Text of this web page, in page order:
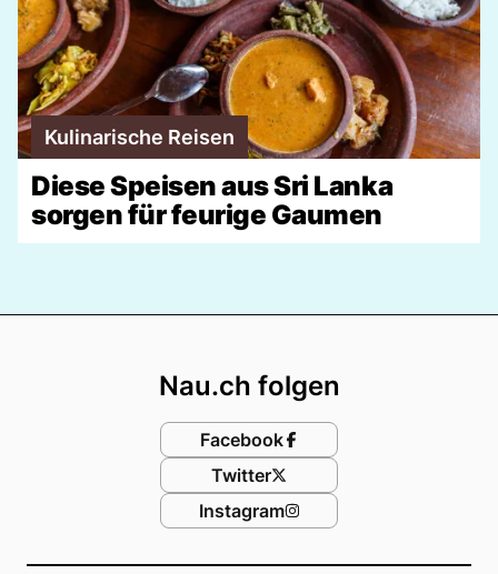
Kulinarische Reisen
Diese Speisen aus Sri Lanka
sorgen für feurige Gaumen
Nau.ch folgen
Facebook
Twitter
Instagram